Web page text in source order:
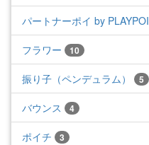
パートナーポイ by PLAYPOI
フラワー 10
振り子（ペンデュラム） 5
バウンス 4
ポイチ 3